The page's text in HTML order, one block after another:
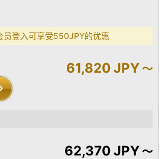
暖空调 / 电视 / 冰箱 / 吹风机
验，恕不接待12岁以下的儿童，敬请谅
登入可享受550JPY的优惠
61,820 JPY～
62,370 JPY～